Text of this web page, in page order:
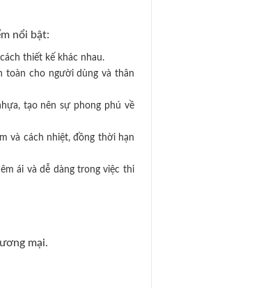
nổi bật:
thiết kế khác nhau.
toàn cho người dùng và thân
tạo nên sự phong phú về
và cách nhiệt, đồng thời hạn
ái và dễ dàng trong việc thi
mại.